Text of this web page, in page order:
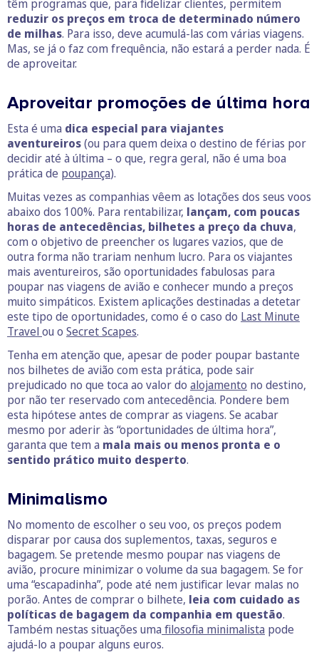
têm programas que, para fidelizar clientes, permitem
reduzir os preços em troca de determinado número
de milhas. Para isso, deve acumulá-las com várias viagens.
Mas, se já o faz com frequência, não estará a perder nada. É
de aproveitar.
Aproveitar promoções de última hora
Esta é uma dica especial para viajantes
aventureiros(ou para quem deixa o destino de férias por
decidir até à última – o que, regra geral, não é uma boa
prática de poupança).
Muitas vezes as companhias vêem as lotações dos seus voos
abaixo dos 100%. Para rentabilizar, lançam, com poucas
horas de antecedências, bilhetes a preço da chuva,
com o objetivo de preencher os lugares vazios, que de
outra forma não trariam nenhum lucro. Para os viajantes
mais aventureiros, são oportunidades fabulosas para
poupar nas viagens de avião e conhecer mundo a preços
muito simpáticos. Existem aplicações destinadas a detetar
este tipo de oportunidades, como é o caso do Last Minute
Travel ou o Secret Scapes.
Tenha em atenção que, apesar de poder poupar bastante
nos bilhetes de avião com esta prática, pode sair
prejudicado no que toca ao valor do alojamento no destino,
por não ter reservado com antecedência. Pondere bem
esta hipótese antes de comprar as viagens. Se acabar
mesmo por aderir às “oportunidades de última hora”,
garanta que tem a mala mais ou menos pronta e o
sentido prático muito desperto.
Minimalismo
No momento de escolher o seu voo, os preços podem
disparar por causa dos suplementos, taxas, seguros e
bagagem. Se pretende mesmo poupar nas viagens de
avião, procure minimizar o volume da sua bagagem. Se for
uma “escapadinha”, pode até nem justificar levar malas no
porão. Antes de comprar o bilhete, leia com cuidado as
políticas de bagagem da companhia em questão.
Também nestas situações uma filosofia minimalista pode
ajudá-lo a poupar alguns euros.